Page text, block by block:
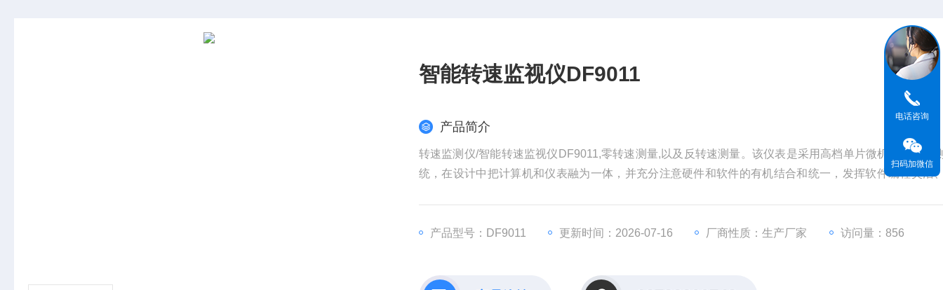
智能转速监视仪DF9011
产品简介
转速监测仪/智能转速监视仪DF9011,零转速测量,以及反转速测量。该仪表是采用高档单片微机构成转速
统，在设计中把计算机和仪表融为一体，并充分注意硬件和软件的有机结合和统一，发挥软件编程灵活
产品型号：DF9011
更新时间：2026-07-16 厂商性质：生产厂家 访问量：856
电话咨询
扫码加微信